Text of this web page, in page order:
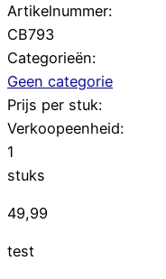
Artikelnummer:
CB793
Categorieën:
Geen categorie
Prijs per stuk:
Verkoopeenheid:
1
stuks
49,99
test